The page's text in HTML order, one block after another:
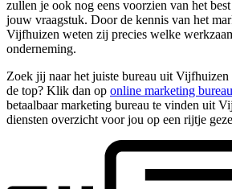
zullen je ook nog eens voorzien van het
jouw vraagstuk. Door de kennis van het
Vijfhuizen weten zij precies welke
onderneming.
Zoek jij naar het juiste bureau uit Vijfhuizen
de top? Klik dan op online marketing bureau
betaalbaar marketing bureau te vinden uit
diensten overzicht voor jou op een rijtje